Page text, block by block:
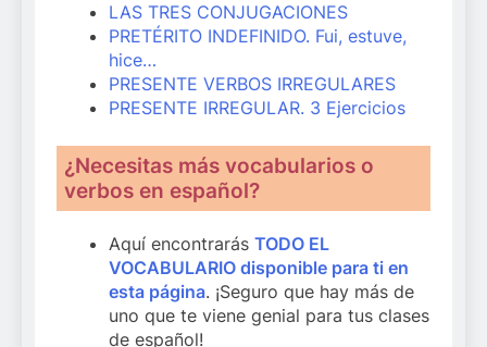
LAS TRES CONJUGACIONES
PRETÉRITO INDEFINIDO. Fui, estuve,
hice…
PRESENTE VERBOS IRREGULARES
PRESENTE IRREGULAR. 3 Ejercicios
¿Necesitas más vocabularios o
verbos en español?
Aquí encontrarás TODO EL
VOCABULARIO disponible para ti en
esta página. ¡Seguro que hay más de
uno que te viene genial para tus clases
de español!